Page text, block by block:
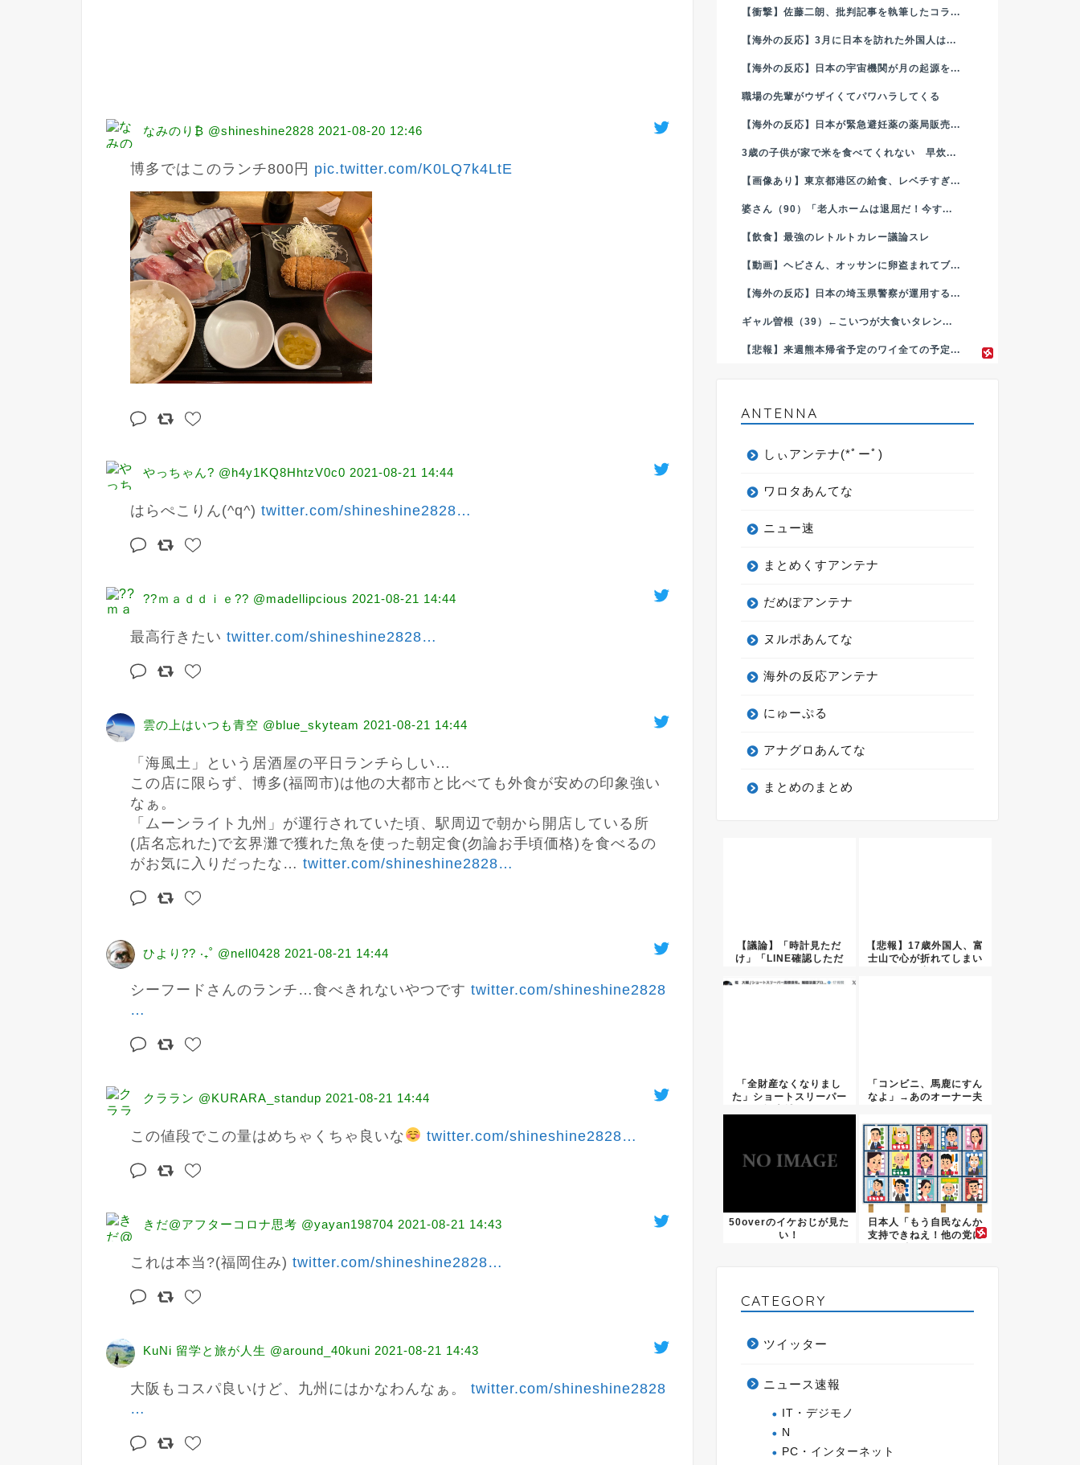
なみのり₿ @shineshine2828 2021-08-20 12:46
博多ではこのランチ800円 pic.twitter.com/K0LQ7k4LtE
やっちゃん? @h4y1KQ8HhtzV0c0 2021-08-21 14:44
はらぺこりん(^q^) twitter.com/shineshine2828…
??ｍａｄｄｉｅ?? @madellipcious 2021-08-21 14:44
最高行きたい twitter.com/shineshine2828…
雲の上はいつも青空 @blue_skyteam 2021-08-21 14:44
「海風土」という居酒屋の平日ランチらしい…
この店に限らず、博多(福岡市)は他の大都市と比べても外食が安めの印象強い
なぁ。
「ムーンライト九州」が運行されていた頃、駅周辺で朝から開店している所
(店名忘れた)で玄界灘で獲れた魚を使った朝定食(勿論お手頃価格)を食べるの
がお気に入りだったな… twitter.com/shineshine2828…
ひより?? ‧₊˚ @nell0428 2021-08-21 14:44
シーフードさんのランチ…食べきれないやつです twitter.com/shineshine2828
…
クララン @KURARA_standup 2021-08-21 14:44
この値段でこの量はめちゃくちゃ良いな twitter.com/shineshine2828…
きだ@アフターコロナ思考 @yayan198704 2021-08-21 14:43
これは本当?(福岡住み) twitter.com/shineshine2828…
KuNi 留学と旅が人生 @around_40kuni 2021-08-21 14:43
大阪もコスパ良いけど、九州にはかなわんなぁ。 twitter.com/shineshine2828
…
【衝撃】佐藤二朗、批判記事を執筆したコラ...
【海外の反応】3月に日本を訪れた外国人は...
【海外の反応】日本の宇宙機関が月の起源を...
職場の先輩がウザイくてパワハラしてくる
【海外の反応】日本が緊急避妊薬の薬局販売...
3歳の子供が家で米を食べてくれない 早炊...
【画像あり】東京都港区の給食、レベチすぎ...
婆さん（90）「老人ホームは退屈だ！今す...
【飲食】最強のレトルトカレー議論スレ
【動画】ヘビさん、オッサンに卵盗まれてブ...
【海外の反応】日本の埼玉県警察が運用する...
ギャル曽根（39）←こいつが大食いタレン...
【悲報】来週熊本帰省予定のワイ全ての予定...
ANTENNA
しぃアンテナ(*ﾟーﾟ)
ワロタあんてな
ニュー速
まとめくすアンテナ
だめぽアンテナ
ヌルポあんてな
海外の反応アンテナ
にゅーぷる
アナグロあんてな
まとめのまとめ
【議論】「時計見ただ
け」「LINE確認しただ
【悲報】17歳外国人、富
士山で心が折れてしまい
「全財産なくなりまし
た」ショートスリーパー
「コンビニ、馬鹿にすん
なよ」→あのオーナー夫
50overのイケおじが見た
い！
日本人「もう自民なんか
支持できねえ！他の党に
CATEGORY
ツイッター
ニュース速報
IT・デジモノ
N
PC・インターネット